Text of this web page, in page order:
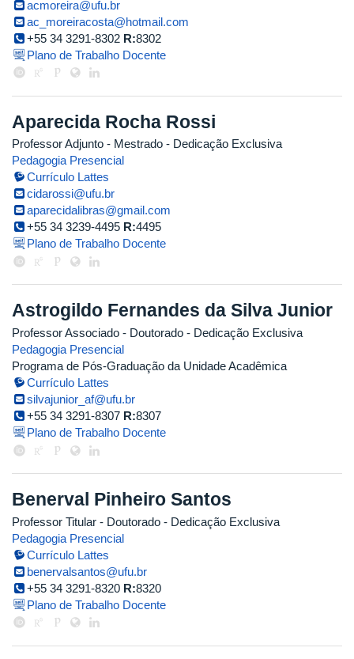
acmoreira@ufu.br
ac_moreiracosta@hotmail.com
+55 34 3291-8302 R:8302
Plano de Trabalho Docente
Aparecida Rocha Rossi
Professor Adjunto - Mestrado - Dedicação Exclusiva
Pedagogia Presencial
Currículo Lattes
cidarossi@ufu.br
aparecidalibras@gmail.com
+55 34 3239-4495 R:4495
Plano de Trabalho Docente
Astrogildo Fernandes da Silva Junior
Professor Associado - Doutorado - Dedicação Exclusiva
Pedagogia Presencial
Programa de Pós-Graduação da Unidade Acadêmica
Currículo Lattes
silvajunior_af@ufu.br
+55 34 3291-8307 R:8307
Plano de Trabalho Docente
Benerval Pinheiro Santos
Professor Titular - Doutorado - Dedicação Exclusiva
Pedagogia Presencial
Currículo Lattes
benervalsantos@ufu.br
+55 34 3291-8320 R:8320
Plano de Trabalho Docente